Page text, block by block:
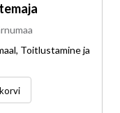
Toitlustamine ja